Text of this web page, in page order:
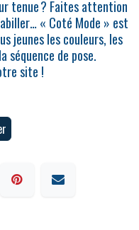
tenue ? Faites attention
« Coté Mode » est
jeunes les couleurs, les
séquence de pose.
site !